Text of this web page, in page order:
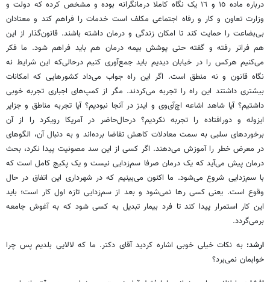
درباره ماده ١٥ و ١٦ یک نگاه کاملا درمانگرانه بوده و مشخص کرده که دولت و
وزارت تعاون و کار و رفاه اجتماعی مکلف است خدمات را فراهم کند و معتادان
بی‌بضاعت را حمایت کند تا امکان زندگی و درمان داشته باشند. قانون‌گذار از این
هم فراتر رفته و گفته حتی پوشش بیمه درمان هم باید فراهم شود. ما فکر
می‌کنیم هرکس را در خیابان دیدیم باید جمع‌آوری کنیم درحالی‌که این شرایط نه
نگاه قانون و نه منطق است. اگر این راه جواب می‌داد کشورهایی که امکانات
بیشتری داشتند این راه را تجربه می‌کردند. مگر از کمپ‌های اجباری تجربه خوبی
داشتیم؟ آیا شاهد اشاعه اچ‌‌آی‌وی و ایدز در آنجا نبودیم؟ آیا تجربه مناطق و جزایر
ایزوله و دورافتاده را تجربه نکردیم؟ درحال‌حاضر در آمریکا رویکرد را از آن
برخوردهای سلبی به سمت معادلات کاهش تقاضا برده‌اند و به دنبال آن، الگوهای
در معرض خطر را آموزش می‌دهند. اگر کسی از این سد مصونیت پیدا نکرد، بحث
درمان پیش می‌آید که یک درمان صرفا سم‌زدایی نیست و یک پکیج کامل است که
با سم‌زدایی شروع می‌شود. ما اکنون می‌بینیم که در شهرداری این اتفاق در حال
وقوع است. یعنی کسی رها نمی‌شود و بعد از سم‌زدایی تازه اول کار است؛ باید
این کار استمرار پیدا کند تا فرد بیمار تبدیل به کسی شود که به آغوش جامعه
برمی‌گردد.
ارشد: به نکات خیلی خوبی اشاره کردید آقای دکتر. ما که لالایی بلدیم پس چرا
خوابمان نمی‌برد؟